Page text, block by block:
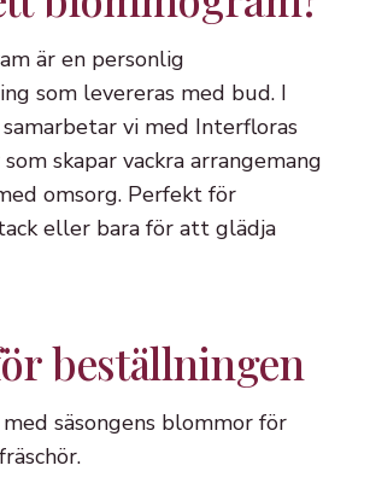
är en personlig
som levereras med bud. I
vi med Interfloras
skapar vackra arrangemang
omsorg. Perfekt för
eller bara för att glädja
beställningen
säsongens blommor för